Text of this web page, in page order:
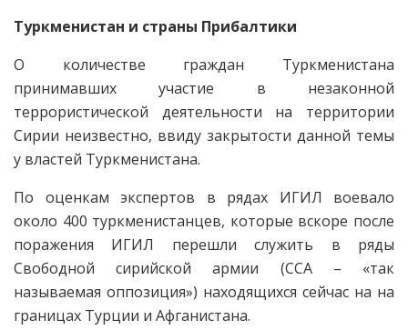
Туркменистан и страны Прибалтики
О количестве граждан Туркменистана
принимавших участие в незаконной
террористической деятельности на территории
Сирии неизвестно, ввиду закрытости данной темы
у властей Туркменистана.
По оценкам экспертов в рядах ИГИЛ воевало
около 400 туркменистанцев, которые вскоре после
поражения ИГИЛ перешли служить в ряды
Свободной сирийской армии (ССА – «так
называемая оппозиция») находящихся сейчас на на
границах Турции и Афганистана.